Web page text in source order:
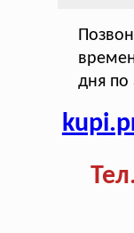
дня по